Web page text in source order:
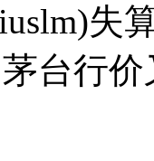
失
台行